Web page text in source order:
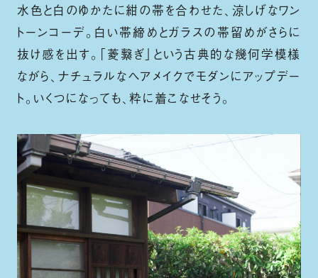
水色と白のゆかたに紺の帯を合わせた、涼しげなワン
トーンコーデ。白い帯締めとガラスの帯留めがさらに
抜け感を出す。「菱繋ぎ」という古典的な幾何学模様
ながら、ナチュラルなヘアメイクでモダンにアップデー
ト。いくつになっても、粋に着こなせそう。